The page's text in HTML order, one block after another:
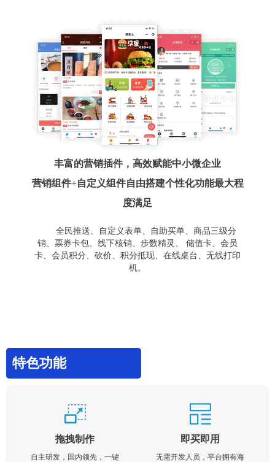
丰富的营销插件，高效赋能中小微企业
营销组件+自定义组件自由搭建个性化功能最大程
度满足
全民推送、自定义表单、自助买单、商品三级分
销、票券卡包、线下核销、步数精灵、 储值卡、会员
卡、会员积分、砍价、积分抵现、在线桌台、无线打印
机。
特色功能
拖拽制作
自主研发，国内领先，一键
即买即用
无需开发人员，平台拥有海